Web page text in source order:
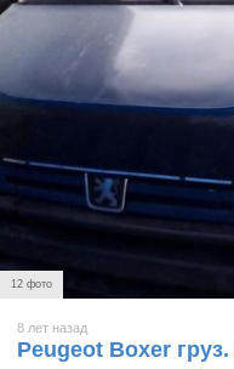
12 фото
8 лет назад
Peugeot Boxer груз.